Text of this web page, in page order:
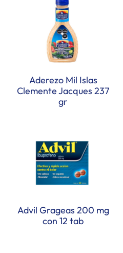
Aderezo Mil Islas
Clemente Jacques 237
gr
Advil Grageas 200 mg
con 12 tab